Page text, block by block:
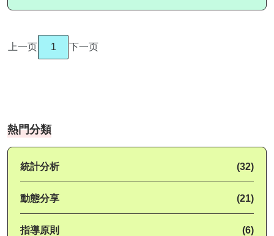
上一页 1 下一页
熱門分類
統計分析 (32)
動態分享 (21)
指導原則 (6)